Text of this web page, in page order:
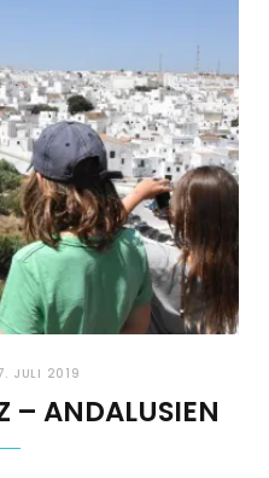
JULI 2019
– ANDALUSIEN